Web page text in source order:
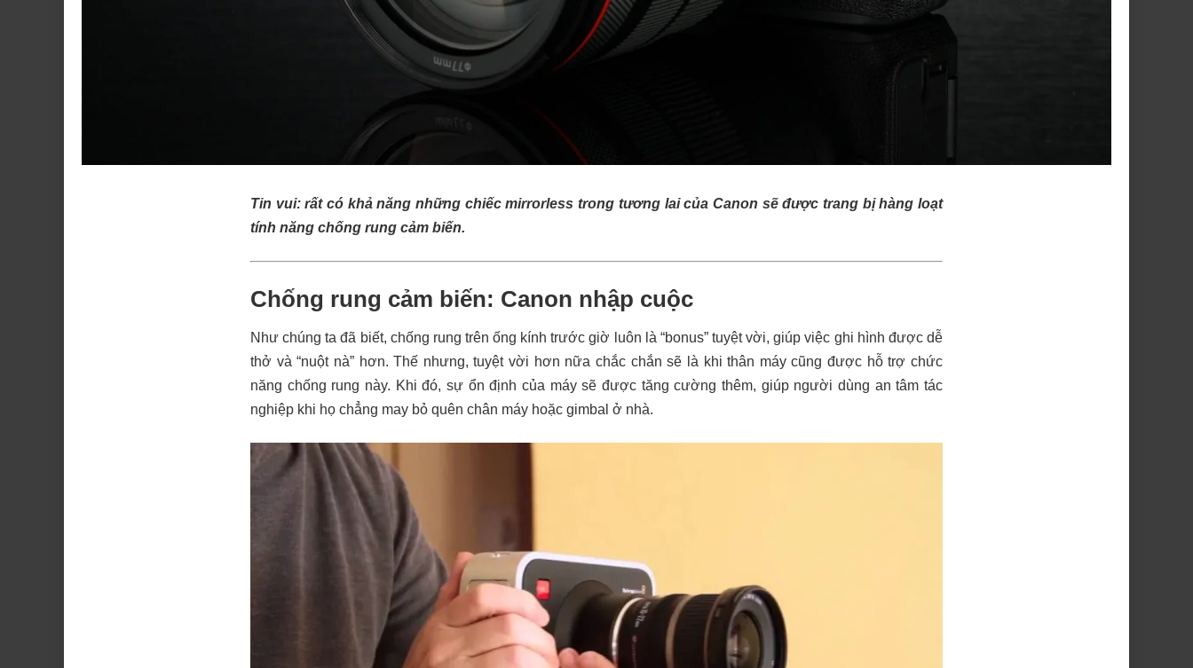
Tin vui: rất có khả năng những chiếc mirrorless trong tương lai của Canon sẽ được trang bị hàng loạt
tính năng chống rung cảm biến.
Chống rung cảm biến: Canon nhập cuộc
Như chúng ta đã biết, chống rung trên ống kính trước giờ luôn là “bonus” tuyệt vời, giúp việc ghi hình được dễ
thở và “nuột nà” hơn. Thế nhưng, tuyệt vời hơn nữa chắc chắn sẽ là khi thân máy cũng được hỗ trợ chức
năng chống rung này. Khi đó, sự ổn định của máy sẽ được tăng cường thêm, giúp người dùng an tâm tác
nghiệp khi họ chẳng may bỏ quên chân máy hoặc gimbal ở nhà.